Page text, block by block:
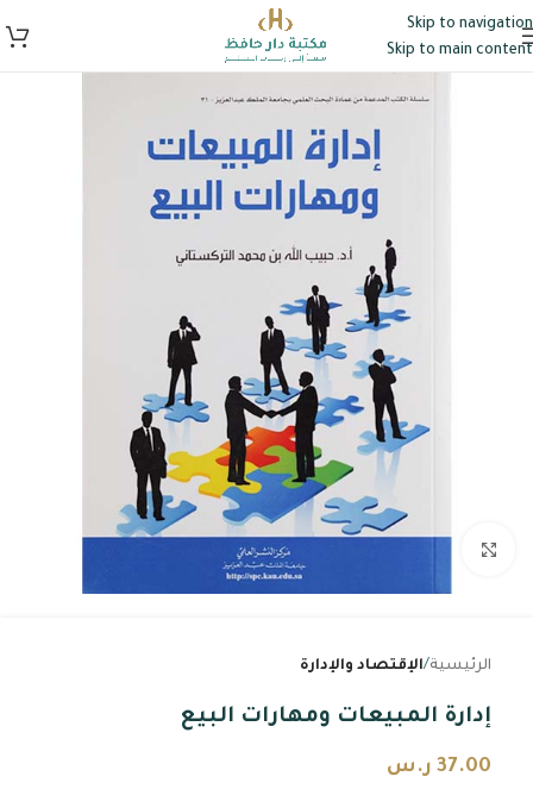
Skip to navigation
Skip to main content
الرئيسية الإقتصاد والإدارة
إدارة المبيعات ومهارات البيع
37.00 ر.س